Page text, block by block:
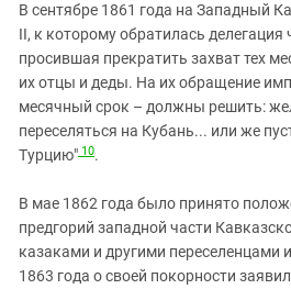
В сентябре 1861 года на Западный
II, к которому обратилась делегация
просившая прекратить захват тех
их отцы и деды. На их обращение
месячный срок – должны решить:
переселяться на Кубань... или же
Турцию" 10.
В мае 1862 года было принято
предгорий западной части
казаками и другими переселенцами
1863 года о своей покорности